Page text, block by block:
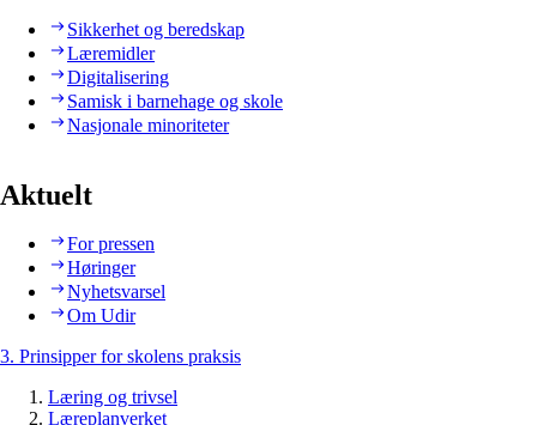
Sikkerhet og beredskap
Læremidler
Digitalisering
Samisk i barnehage og skole
Nasjonale minoriteter
Aktuelt
For pressen
Høringer
Nyhetsvarsel
Om Udir
3. Prinsipper for skolens praksis
Læring og trivsel
Læreplanverket